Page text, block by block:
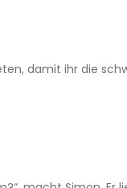
damit ihr die